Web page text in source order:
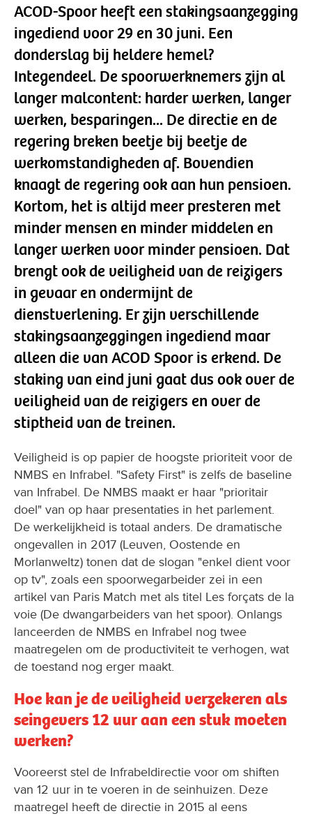
ACOD-Spoor heeft een stakingsaanzegging
ingediend voor 29 en 30 juni. Een
donderslag bij heldere hemel?
Integendeel. De spoorwerknemers zijn al
langer malcontent: harder werken, langer
werken, besparingen... De directie en de
regering breken beetje bij beetje de
werkomstandigheden af. Bovendien
knaagt de regering ook aan hun pensioen.
Kortom, het is altijd meer presteren met
minder mensen en minder middelen en
langer werken voor minder pensioen. Dat
brengt ook de veiligheid van de reizigers
in gevaar en ondermijnt de
dienstverlening. Er zijn verschillende
stakingsaanzeggingen ingediend maar
alleen die van ACOD Spoor is erkend. De
staking van eind juni gaat dus ook over de
veiligheid van de reizigers en over de
stiptheid van de treinen.
Veiligheid is op papier de hoogste prioriteit voor de
NMBS en Infrabel. "Safety First" is zelfs de baseline
van Infrabel. De NMBS maakt er haar "prioritair
doel" van op haar presentaties in het parlement.
De werkelijkheid is totaal anders. De dramatische
ongevallen in 2017 (Leuven, Oostende en
Morlanweltz) tonen dat de slogan "enkel dient voor
op tv", zoals een spoorwegarbeider zei in een
artikel van Paris Match met als titel Les forçats de la
voie (De dwangarbeiders van het spoor). Onlangs
lanceerden de NMBS en Infrabel nog twee
maatregelen om de productiviteit te verhogen, wat
de toestand nog erger maakt.
Hoe kan je de veiligheid verzekeren als
seingevers 12 uur aan een stuk moeten
werken?
Vooreerst stel de Infrabeldirectie voor om shiften
van 12 uur in te voeren in de seinhuizen. Deze
maatregel heeft de directie in 2015 al eens